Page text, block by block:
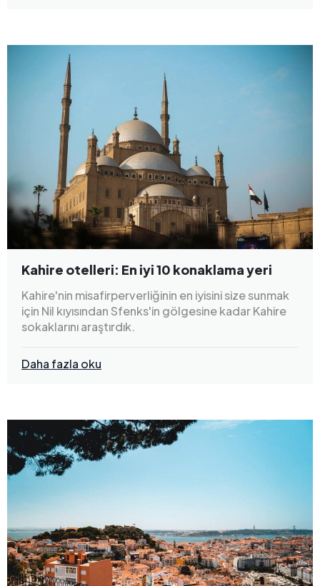
Kahire otelleri: En iyi 10 konaklama yeri
Kahire'nin misafirperverliğinin en iyisini size sunmak
için Nil kıyısından Sfenks'in gölgesine kadar Kahire
sokaklarını araştırdık.
Daha fazla oku